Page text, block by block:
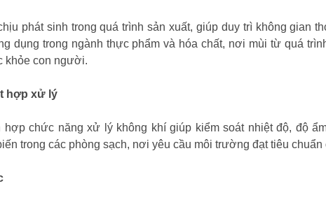
phát sinh trong quá trình sản xuất, giúp duy trì không gian
dụng trong ngành thực phẩm và hóa chất, nơi mùi từ quá
khỏe con người.
hợp xử lý
chức năng xử lý không khí giúp kiểm soát nhiệt độ, độ
trong các phòng sạch, nơi yêu cầu môi trường đạt tiêu chuẩn